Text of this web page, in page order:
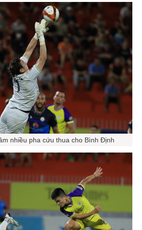
nhiều pha cứu thua cho Bình Định